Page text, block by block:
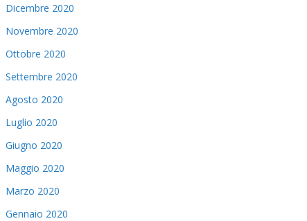
Dicembre 2020
Novembre 2020
Ottobre 2020
Settembre 2020
Agosto 2020
Luglio 2020
Giugno 2020
Maggio 2020
Marzo 2020
Gennaio 2020